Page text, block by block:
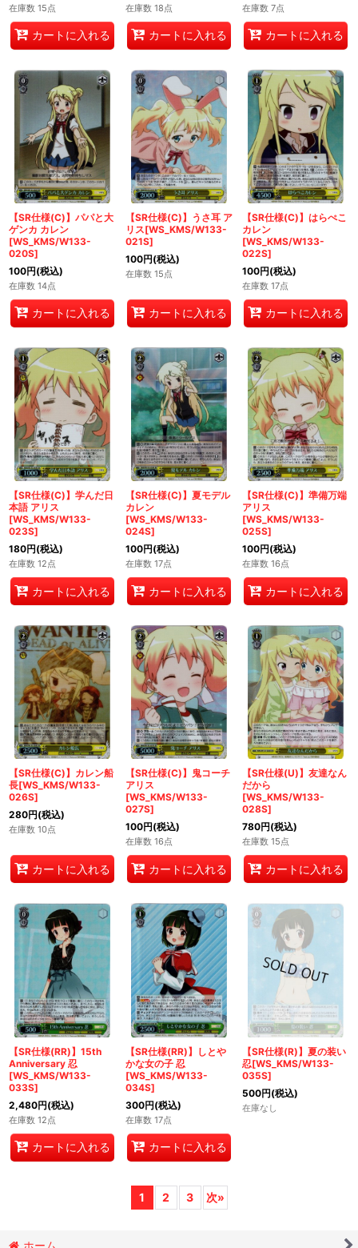
在庫数 15点
カートに入れる
在庫数 18点
カートに入れる
在庫数 7点
カートに入れる
【SR仕様(C)】パパと大
ゲンカ カレン
[WS_KMS/W133-
020S]
100円(税込)
在庫数 14点
カートに入れる
【SR仕様(C)】うさ耳 ア
リス[WS_KMS/W133-
021S]
100円(税込)
在庫数 15点
カートに入れる
【SR仕様(C)】はらぺこ
カレン
[WS_KMS/W133-
022S]
100円(税込)
在庫数 17点
カートに入れる
【SR仕様(C)】学んだ日
本語 アリス
[WS_KMS/W133-
023S]
180円(税込)
在庫数 12点
カートに入れる
【SR仕様(C)】夏モデル
カレン
[WS_KMS/W133-
024S]
100円(税込)
在庫数 17点
カートに入れる
【SR仕様(C)】準備万端
アリス
[WS_KMS/W133-
025S]
100円(税込)
在庫数 16点
カートに入れる
【SR仕様(C)】カレン船
長[WS_KMS/W133-
026S]
280円(税込)
在庫数 10点
カートに入れる
【SR仕様(C)】鬼コーチ
アリス
[WS_KMS/W133-
027S]
100円(税込)
在庫数 16点
カートに入れる
【SR仕様(U)】友達なん
だから
[WS_KMS/W133-
028S]
780円(税込)
在庫数 15点
カートに入れる
【SR仕様(RR)】15th
Anniversary 忍
[WS_KMS/W133-
033S]
2,480円(税込)
在庫数 12点
カートに入れる
【SR仕様(RR)】しとや
かな女の子 忍
[WS_KMS/W133-
034S]
300円(税込)
在庫数 17点
カートに入れる
【SR仕様(R)】夏の装い
忍[WS_KMS/W133-
035S]
500円(税込)
在庫なし
1 2 3 次»
ホーム